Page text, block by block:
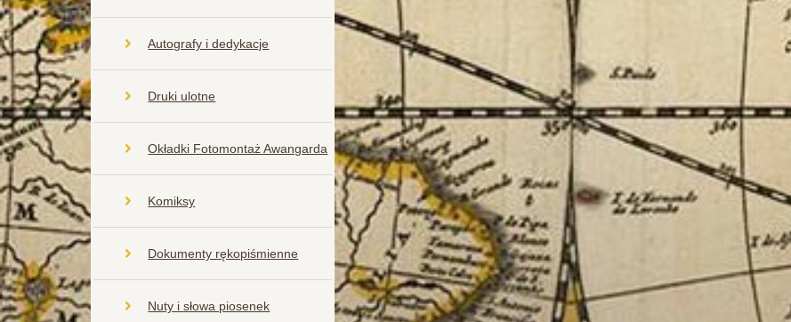
Autografy i dedykacje
Druki ulotne
Okładki Fotomontaż Awangarda
Komiksy
Dokumenty rękopiśmienne
Nuty i słowa piosenek